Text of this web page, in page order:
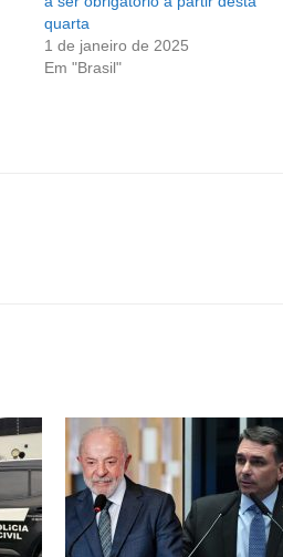
quarta
1 de janeiro de 2025
Em "Brasil"